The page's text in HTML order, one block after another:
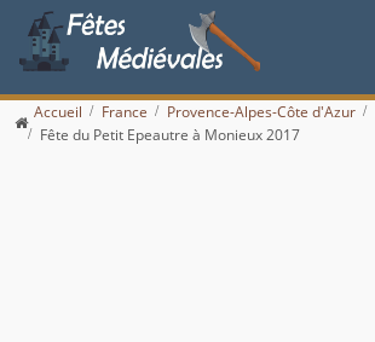
Accueil France Provence-Alpes-Côte d'Azur
Fête du Petit Epeautre à Monieux 2017